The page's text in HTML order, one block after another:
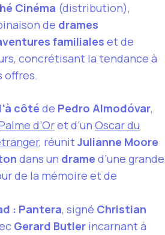
Cinéma (distribution),
de drames
familiales et de
concrétisant la tendance à
offres.
côté de Pedro Almodóvar,
d’Oret d’un Oscar du
, réunitJulianne Moore
dans un drame d’une grande
de la mémoire et de
: Pantera, signé Christian
Gerard Butler incarnant à